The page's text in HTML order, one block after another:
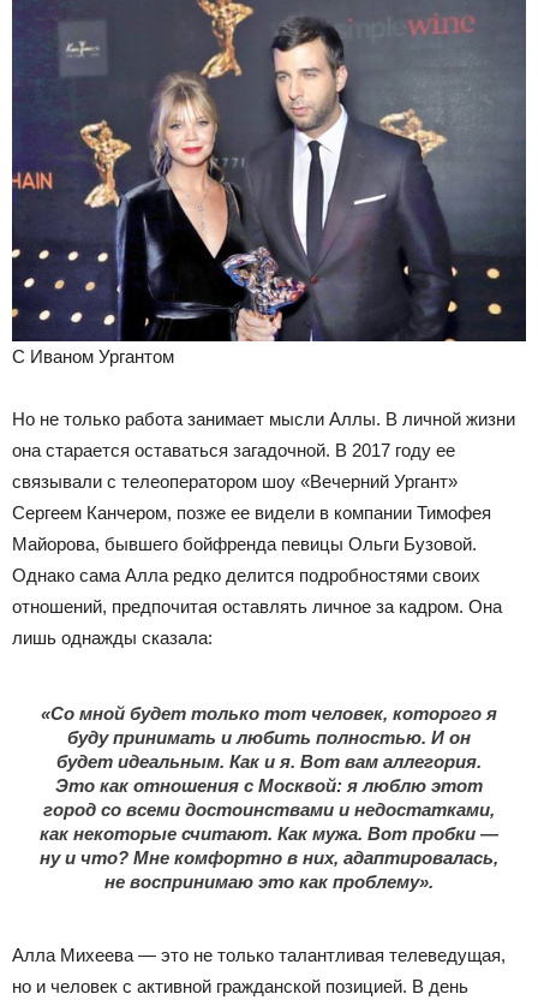
С Иваном Ургантом
Но не только работа занимает мысли Аллы. В личной жизни
она старается оставаться загадочной. В 2017 году ее
связывали с телеоператором шоу «Вечерний Ургант»
Сергеем Канчером, позже ее видели в компании Тимофея
Майорова, бывшего бойфренда певицы Ольги Бузовой.
Однако сама Алла редко делится подробностями своих
отношений, предпочитая оставлять личное за кадром. Она
лишь однажды сказала:
«Со мной будет только тот человек, которого я
буду принимать и любить полностью. И он
будет идеальным. Как и я. Вот вам аллегория.
Это как отношения с Москвой: я люблю этот
город со всеми достоинствами и недостатками,
как некоторые считают. Как мужа. Вот пробки —
ну и что? Мне комфортно в них, адаптировалась,
не воспринимаю это как проблему».
Алла Михеева — это не только талантливая телеведущая,
но и человек с активной гражданской позицией. В день